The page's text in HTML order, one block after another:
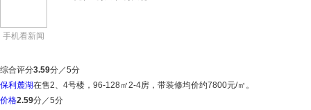
手机看新闻
综合评分3.59分／5分
保利麓湖在售2、4号楼，96-128㎡2-4房，带装修均价约7800元/㎡。
价格2.59分／5分